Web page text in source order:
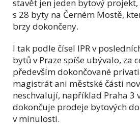
stavět jen jeden bytový
s 28 byty na Černém Mostě,
brzy dokončeny.
I tak podle čísel IPR v
bytů v Praze spíše ubývalo, za
především dokončované
magistrát ani městské části
neschvalují, například Praha 3
dokončuje prodeje bytových
v minulosti.